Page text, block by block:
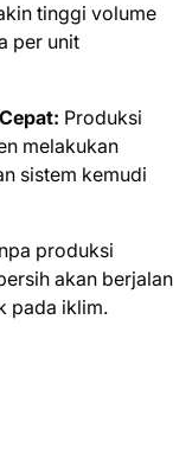
tinggi volume
per unit
Produksi
melakukan
sistem kemudi
produksi
akan berjalan
pada iklim.